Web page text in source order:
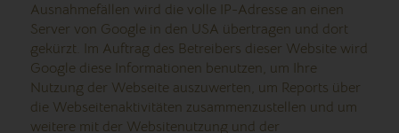
Ausnahmefällen wird die volle IP-Adresse an einen
Server von Google in den USA übertragen und dort
gekürzt. Im Auftrag des Betreibers dieser Website wird
Google diese Informationen benutzen, um Ihre
Nutzung der Webseite auszuwerten, um Reports über
die Webseitenaktivitäten zusammenzustellen und um
weitere mit der Websitenutzung und der